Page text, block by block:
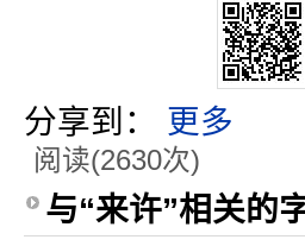
分享到： 更多
阅读(2630次)
与“来许”相关的